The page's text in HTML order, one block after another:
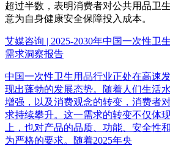
超过半数，表明消费者对公共用品卫
意为自身健康安全保障投入成本。
艾媒咨询 | 2025-2030年中国一次性卫
需求洞察报告
中国一次性卫生用品行业正处在高速
现出蓬勃的发展态势。随着人们生活
增强，以及消费观念的转变，消费者
求持续攀升。这一需求的转变不仅体
上，也对产品的品质、功能、安全性
为严格的要求。随着2025年央